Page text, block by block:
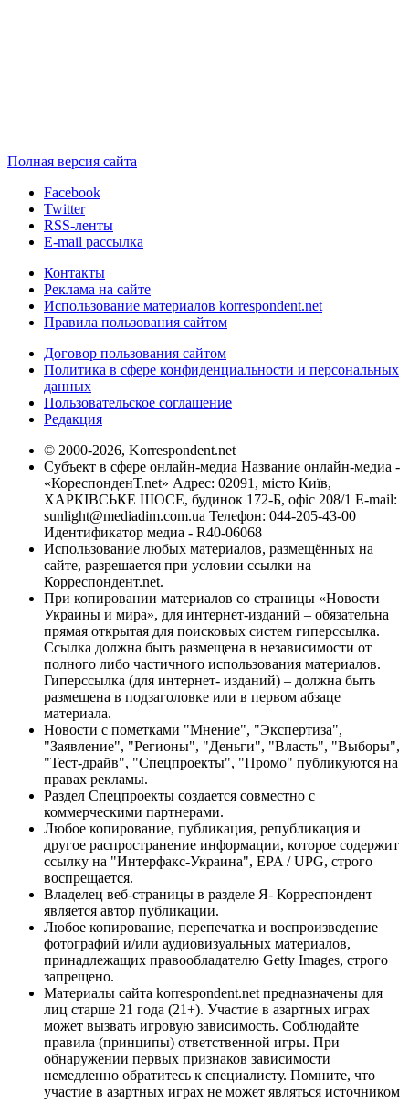
Полная версия сайта
Facebook
Twitter
RSS-ленты
E-mail рассылка
Контакты
Реклама на сайте
Использование материалов korrespondent.net
Правила пользования сайтом
Договор пользования сайтом
Политика в сфере конфиденциальности и персональных
данных
Пользовательское соглашение
Редакция
© 2000-2026, Korrespondent.net
Субъект в сфере онлайн-медиа Название онлайн-медиа -
«КореспонденТ.net» Адрес: 02091, місто Київ,
ХАРКІВСЬКЕ ШОСЕ, будинок 172-Б, офіс 208/1 E-mail:
sunlight@mediadim.com.ua Телефон: 044-205-43-00
Идентификатор медиа - R40-06068
Использование любых материалов, размещённых на
сайте, разрешается при условии ссылки на
Корреспондент.net.
При копировании материалов со страницы «Новости
Украины и мира», для интернет-изданий – обязательна
прямая открытая для поисковых систем гиперссылка.
Ссылка должна быть размещена в независимости от
полного либо частичного использования материалов.
Гиперссылка (для интернет- изданий) – должна быть
размещена в подзаголовке или в первом абзаце
материала.
Новости с пометками "Мнение", "Экспертиза",
"Заявление", "Регионы", "Деньги", "Власть", "Выборы",
"Тест-драйв", "Спецпроекты", "Промо" публикуются на
правах рекламы.
Раздел Спецпроекты создается совместно с
коммерческими партнерами.
Любое копирование, публикация, републикация и
другое распространение информации, которое содержит
ссылку на "Интерфакс-Украина", EPA / UPG, строго
воспрещается.
Владелец веб-страницы в разделе Я- Корреспондент
является автор публикации.
Любое копирование, перепечатка и воспроизведение
фотографий и/или аудиовизуальных материалов,
принадлежащих правообладателю Getty Images, строго
запрещено.
Материалы сайта korrespondent.net предназначены для
лиц старше 21 года (21+). Участие в азартных играх
может вызвать игровую зависимость. Соблюдайте
правила (принципы) ответственной игры. При
обнаружении первых признаков зависимости
немедленно обратитесь к специалисту. Помните, что
участие в азартных играх не может являться источником